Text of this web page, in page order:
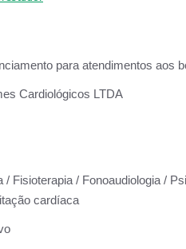
para atendimentos aos
Cardiológicos LTDA
/ Fisioterapia / Fonoaudiologia /
cardíaca